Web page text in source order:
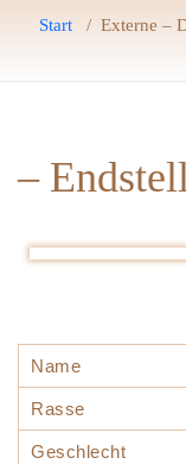
Start / Externe –
–
Name
Rasse
Geschlecht